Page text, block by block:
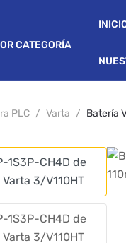
CATEGORÍA
PLC Varta Batería